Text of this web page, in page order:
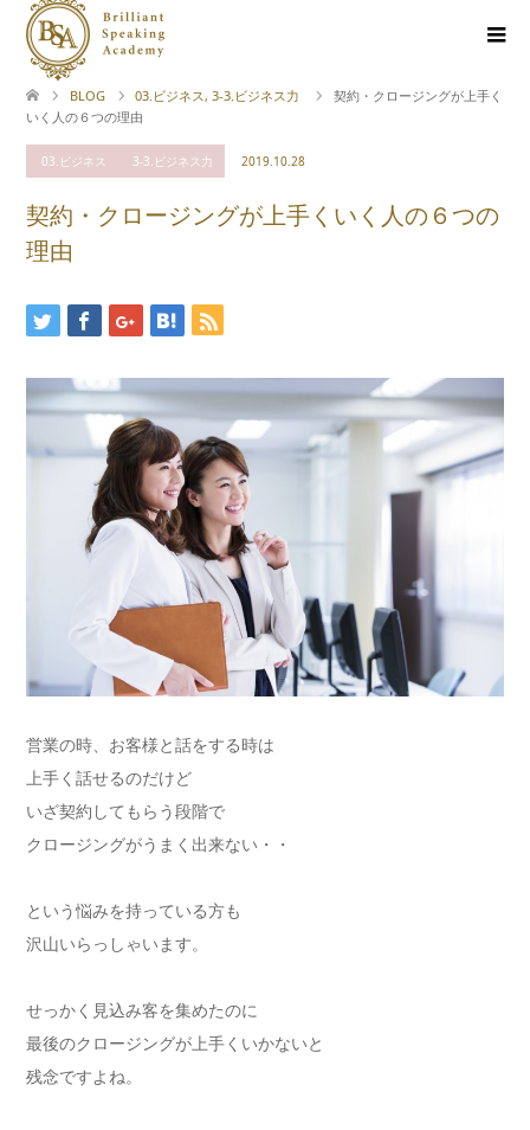
BLOG 03.ビジネス , 3-3.ビジネス力
契約・クロージングが上手く
いく人の６つの理由
03.ビジネス 3-3.ビジネス力 2019.10.28
契約・クロージングが上手くいく人の６つの
理由
営業の時、お客様と話をする時は
上手く話せるのだけど
いざ契約してもらう段階で
クロージングがうまく出来ない・・
という悩みを持っている方も
沢山いらっしゃいます。
せっかく見込み客を集めたのに
最後のクロージングが上手くいかないと
残念ですよね。